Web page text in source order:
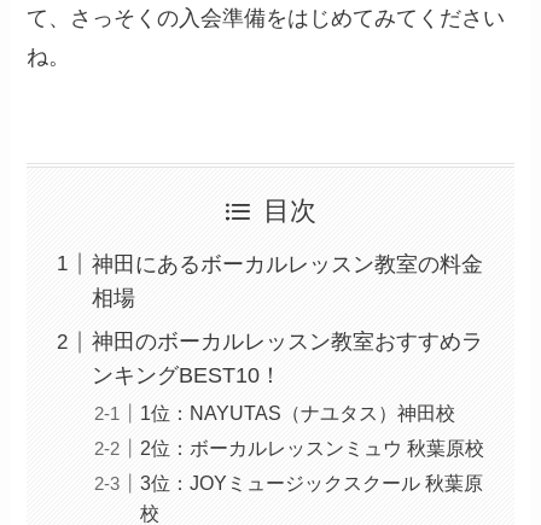
て、さっそくの入会準備をはじめてみてください
ね。
目次
神田にあるボーカルレッスン教室の料金
相場
神田のボーカルレッスン教室おすすめラ
ンキングBEST10！
1位：NAYUTAS（ナユタス）神田校
2位：ボーカルレッスンミュウ 秋葉原校
3位：JOYミュージックスクール 秋葉原
校